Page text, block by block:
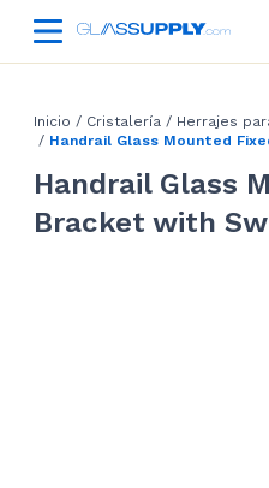
Inicio / Cristalería / Herrajes
/ Handrail Glass Mounted
Handrail Glass
Bracket with